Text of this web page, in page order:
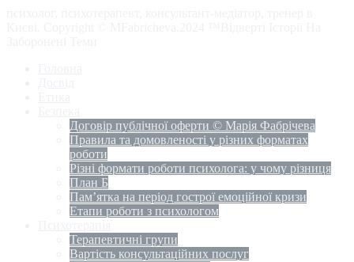
Договір публічної оферти © Марія Фабрічева
Правила та домовленості у різних форматах
роботи
Різні формати роботи психолога: у чому різниця
План Б
Пам’ятка на період гострої емоційної кризи
Етапи роботи з психологом
Терапевтичні групи
Вартість консультаційних послуг